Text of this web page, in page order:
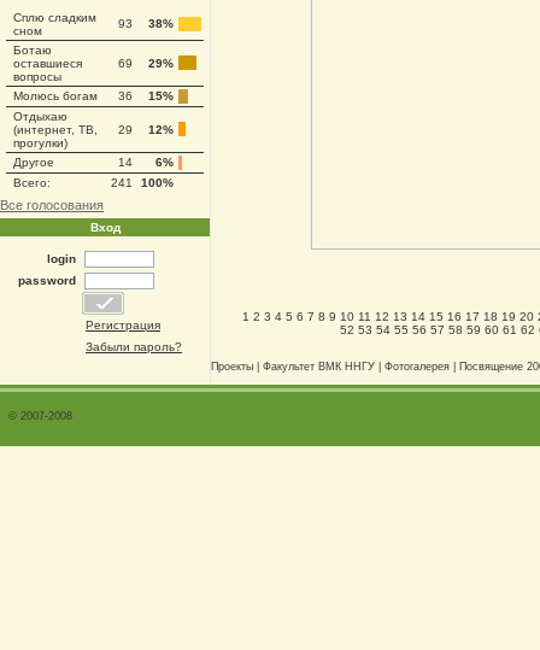
1 2 3 4 5 6 7 8 9 10 11 12 13 14 15 16 17 18 19 20
52 53 54 55 56 57 58 59 60 61 62
Проекты Факультет ВМК ННГУ Фотогалерея Посвящение
Сплю сладким
сном
93
38%
Ботаю
оставшиеся
вопросы
69 29%
Молюсь богам 36
15%
Отдыхаю
(интернет, ТВ,
прогулки)
29 12%
Другое 14
6%
Всего:
241 100%
Все голосования
Вход
login
password
Регистрация
Забыли пароль?
© 2007-2008